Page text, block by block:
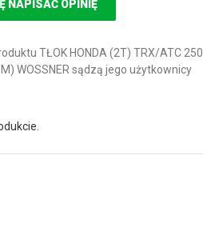
NAPISAĆ OPINIĘ
TŁOK HONDA (2T) TRX/ATC 250
WOSSNER sądzą jego użytkownicy